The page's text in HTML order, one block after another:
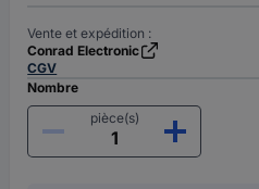
Vente et expédition :
Conrad Electronic
CGV
Nombre
pièce(s)